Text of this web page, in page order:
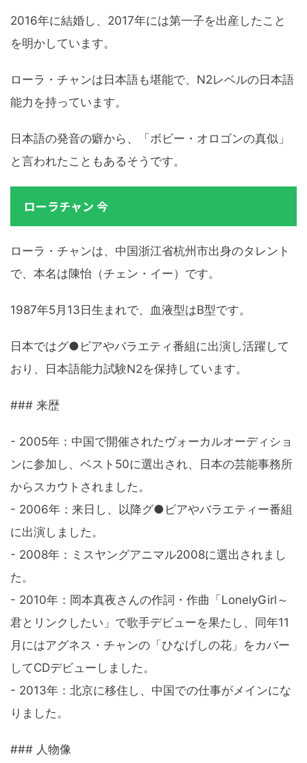
2016年に結婚し、2017年には第一子を出産したこと
を明かしています。
ローラ・チャンは日本語も堪能で、N2レベルの日本語
能力を持っています。
日本語の発音の癖から、「ボビー・オロゴンの真似」
と言われたこともあるそうです。
ローラチャン 今
ローラ・チャンは、中国浙江省杭州市出身のタレント
で、本名は陳怡（チェン・イー）です。
1987年5月13日生まれで、血液型はB型です。
日本ではグ●ビアやバラエティ番組に出演し活躍して
おり、日本語能力試験N2を保持しています。
### 来歴
- 2005年：中国で開催されたヴォーカルオーディショ
ンに参加し、ベスト50に選出され、日本の芸能事務所
からスカウトされました。
- 2006年：来日し、以降グ●ビアやバラエティー番組
に出演しました。
- 2008年：ミスヤングアニマル2008に選出されまし
た。
- 2010年：岡本真夜さんの作詞・作曲「LonelyGirl～
君とリンクしたい」で歌手デビューを果たし、同年11
月にはアグネス・チャンの「ひなげしの花」をカバー
してCDデビューしました。
- 2013年：北京に移住し、中国での仕事がメインにな
りました。
### 人物像